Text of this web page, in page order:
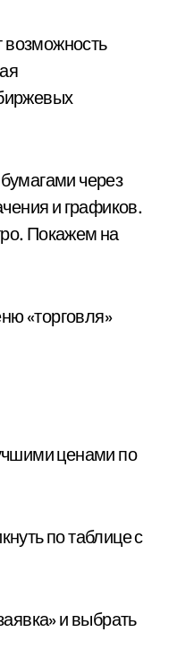
через
и графиков.
Покажем на
«торговля»
ценами по
по таблице с
и выбрать